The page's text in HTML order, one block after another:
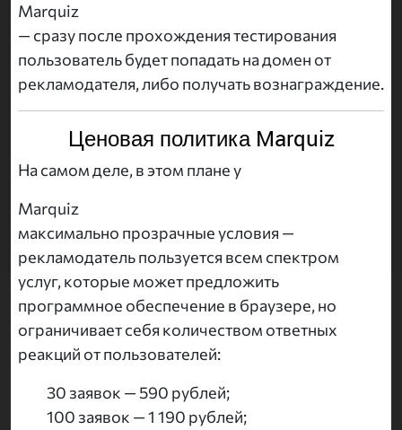
Marquiz
— сразу после прохождения тестирования
пользователь будет попадать на домен от
рекламодателя, либо получать вознаграждение.
Ценовая политика Marquiz
На самом деле, в этом плане у
Marquiz
максимально прозрачные условия —
рекламодатель пользуется всем спектром
услуг, которые может предложить
программное обеспечение в браузере, но
ограничивает себя количеством ответных
реакций от пользователей:
30 заявок — 590 рублей;
100 заявок — 1 190 рублей;